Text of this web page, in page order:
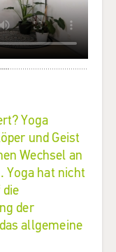
Yoga
und Geist
Wechsel an
Yoga hat nicht
der
allgemeine